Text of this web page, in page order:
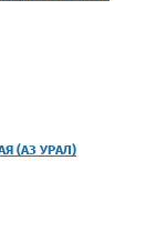
(АЗ УРАЛ)